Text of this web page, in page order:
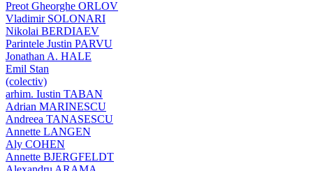
Preot Gheorghe ORLOV
Vladimir SOLONARI
Nikolai BERDIAEV
Parintele Justin PARVU
Jonathan A. HALE
Emil Stan
(colectiv)
arhim. Iustin TABAN
Adrian MARINESCU
Andreea TANASESCU
Annette LANGEN
Aly COHEN
Annette BJERGFELDT